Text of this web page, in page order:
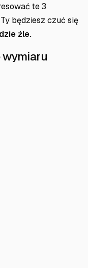
te 3
będziesz czuć się
źle.